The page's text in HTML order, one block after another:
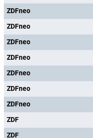
ZDFneo
ZDFneo
ZDFneo
ZDFneo
ZDFneo
ZDFneo
ZDFneo
ZDF
ZDF